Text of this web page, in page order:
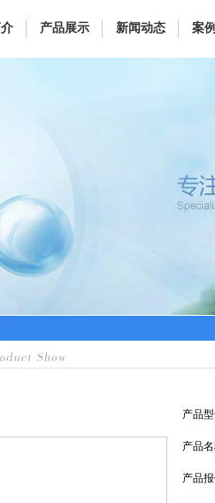
产品展示 新闻动态 案
产品型
产品名
产品报